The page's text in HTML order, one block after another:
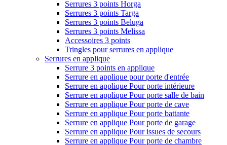
Serrures 3 points Horga
Serrures 3 points Targa
Serrures 3 points Beluga
Serrures 3 points Melissa
Accessoires 3 points
Tringles pour serrures en applique
Serrures en applique
Serrure 3 points en applique
Serrure en applique pour porte d'entrée
Serrure en applique Pour porte intérieure
Serrure en applique Pour porte salle de bain
Serrure en applique Pour porte de cave
Serrure en applique Pour porte battante
Serrure en applique Pour porte de garage
Serrure en applique Pour issues de secours
Serrure en applique Pour porte de chambre